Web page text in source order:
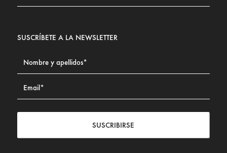
SUSCRÍBETE A LA NEWSLETTER
SUSCRIBIRSE